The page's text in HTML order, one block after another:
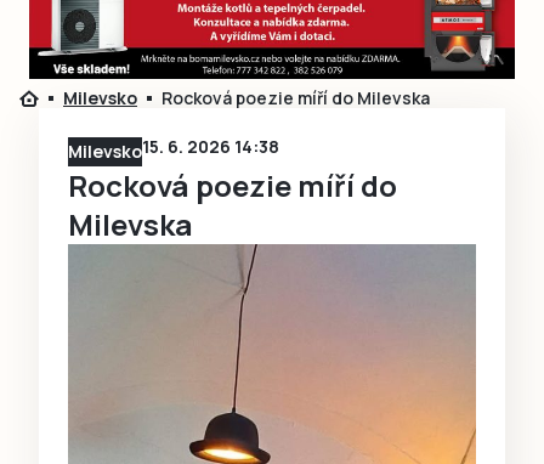
Milevsko Rocková poezie míří do Milevska
Milevsko15. 6. 2026 14:38
Rocková poezie míří do
Milevska